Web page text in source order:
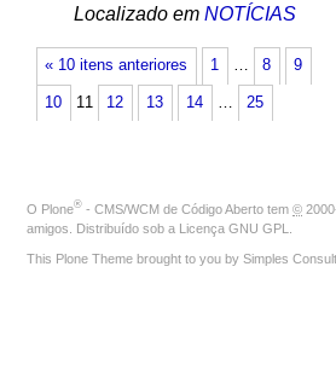
Localizado em NOTÍCIAS
« 10 itens anteriores 1 … 8 9
10 11 12 13 14 … 25
O Plone® - CMS/WCM de Código Aberto tem ©
amigos. Distribuído sob a Licença GNU GPL
This Plone Theme brought to you by Simples